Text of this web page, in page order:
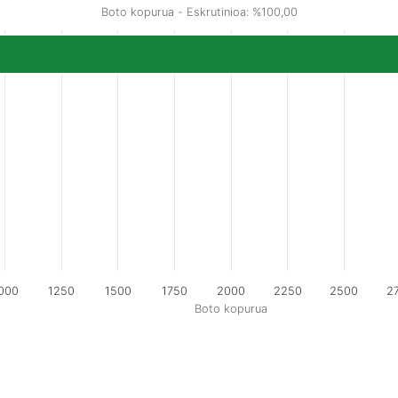
Boto kopurua
Boto kopurua - Eskrutinioa: %100,00
1250 1500 1750 2000 2250 2500